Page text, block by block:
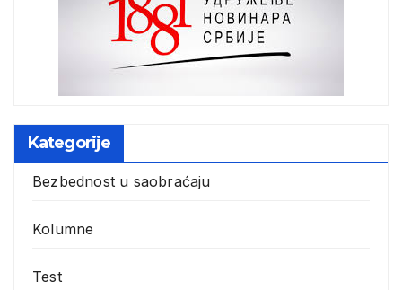
Kategorije
Bezbednost u saobraćaju
Kolumne
Test